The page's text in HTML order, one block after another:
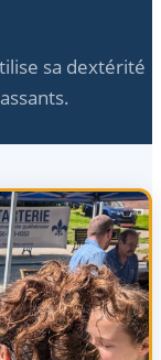
sa dextérité